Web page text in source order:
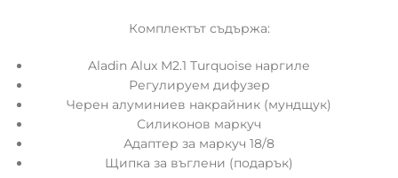
Комплектът съдържа:
Aladin Alux M2.1 Turquoise наргиле
Регулируем дифузер
Черен алуминиев накрайник (мундщук)
Силиконов маркуч
Адаптер за маркуч 18/8
Щипка за въглени (подарък)